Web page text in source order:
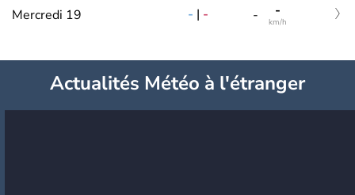
Mercredi 19 - | - - -
km/h
Actualités Météo à l'étranger